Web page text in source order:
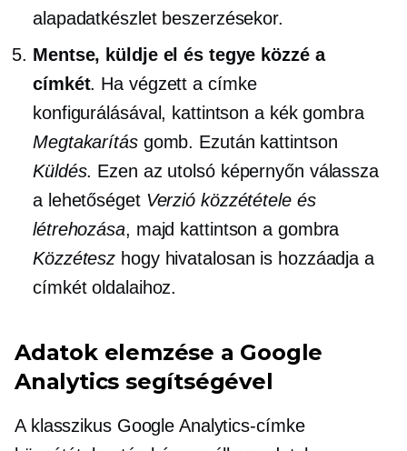
alapadatkészlet beszerzésekor.
Mentse, küldje el és tegye közzé a
címkét. Ha végzett a címke
konfigurálásával, kattintson a kék gombra
Megtakarításgomb. Ezután kattintson
Küldés. Ezen az utolsó képernyőn válassza
a lehetőséget Verzió közzététele és
létrehozása, majd kattintson a gombra
Közzétesz hogy hivatalosan is hozzáadja a
címkét oldalaihoz.
Adatok elemzése a Google
Analytics segítségével
A klasszikus Google Analytics-címke